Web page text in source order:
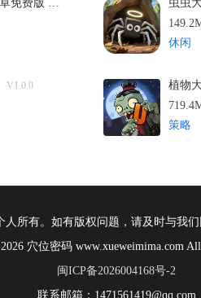
v1.1
休闲
V1.0.0
策略
所有。如有版权问题，请及时与我
穴位密码 www.xueweimima.com All
闽ICP备2026004168号-2
联系邮箱：1471561419@qq.com